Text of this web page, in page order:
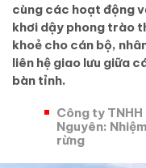
cùng các hoạt động
khơi dậy phong trào
khoẻ cho cán bộ,
liên hệ giao lưu giữa
bàn tỉnh.
Công ty
Nguyên:
rừng